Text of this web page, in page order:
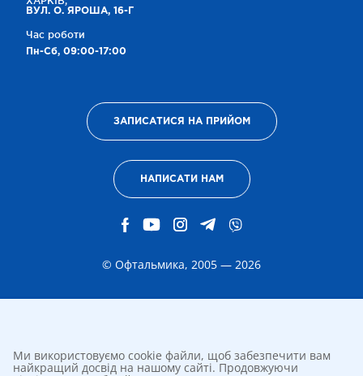
ВУЛ. О. ЯРОША, 16-Г
Час роботи
Пн-Сб, 09:00-17:00
ЗАПИСАТИСЯ НА ПРИЙОМ
НАПИСАТИ НАМ
© Офтальмика, 2005 — 2026
Ми використовуємо cookie файли, щоб забезпечити вам
найкращий досвід на нашому сайті. Продовжуючи